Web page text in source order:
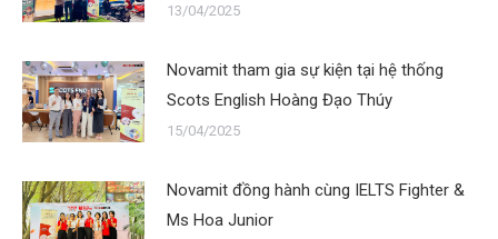
13/04/2025
Novamit tham gia sự kiện tại hệ thống
Scots English Hoàng Đạo Thúy
15/04/2025
Novamit đồng hành cùng IELTS Fighter &
Ms Hoa Junior